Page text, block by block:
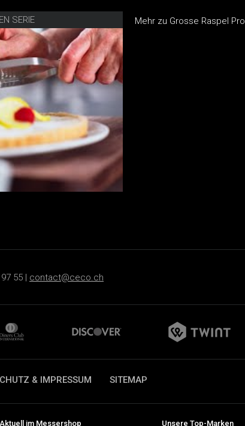
SERIE Mehr zu Grosse Raspel Pro
55 | contact@ceco.ch
& IMPRESSUM SITEMAP
Aktuell im Messershop Unsere Top-Marken